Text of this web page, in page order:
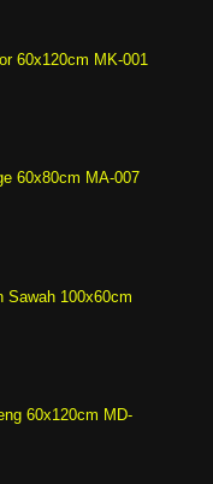
60x120cm MK-001
60x80cm MA-007
Sawah 100x60cm
60x120cm MD-